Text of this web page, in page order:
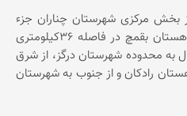
بخش مرکزی شهرستان چناران جزء
استان خراسان رضوی می‌باشد. دهستان بقمچ در فاصله ۳۶کیلومتری
به محدوده شهرستان درگز، از شرق
رادکان و از جنوب به شهرستان